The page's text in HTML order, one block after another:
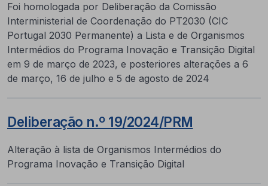
Foi homologada por Deliberação da Comissão
Interministerial de Coordenação do PT2030 (CIC
Portugal 2030 Permanente) a Lista e de Organismos
Intermédios do Programa Inovação e Transição Digital
em 9 de março de 2023, e posteriores alterações a 6
de março, 16 de julho e 5 de agosto de 2024
Deliberação n.º 19/2024/PRM
Alteração à lista de Organismos Intermédios do
Programa Inovação e Transição Digital